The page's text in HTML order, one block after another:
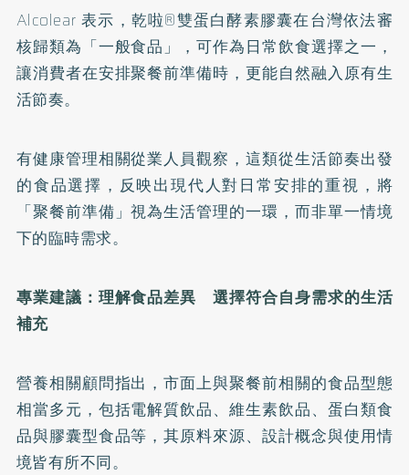
Alcolear 表示，乾啦®雙蛋白酵素膠囊在台灣依法審
核歸類為「一般食品」，可作為日常飲食選擇之一，
讓消費者在安排聚餐前準備時，更能自然融入原有生
活節奏。
有健康管理相關從業人員觀察，這類從生活節奏出發
的食品選擇，反映出現代人對日常安排的重視，將
「聚餐前準備」視為生活管理的一環，而非單一情境
下的臨時需求。
專業建議：理解食品差異 選擇符合自身需求的生活
補充
營養相關顧問指出，市面上與聚餐前相關的食品型態
相當多元，包括電解質飲品、維生素飲品、蛋白類食
品與膠囊型食品等，其原料來源、設計概念與使用情
境皆有所不同。